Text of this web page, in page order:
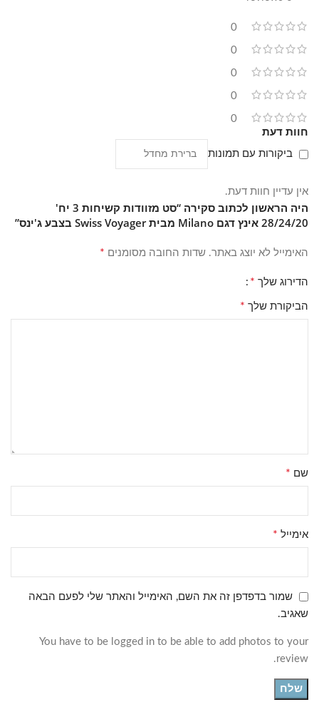
יותר. מנעול הקומבינציה המובנה ברוכסנים מוסיף שכבת אבטחה
בסיסית לתכולה במהלך הטיסה או השהות במלון.
0
0
0
0
0
חוות דעת
ביקורות עם תמונות
אין עדיין חוות דעת.
היה הראשון לכתוב סקירה “סט מזוודות קשיחות 3 יח'
28/24/20 אינץ דגם Milano מבית Swiss Voyager בצבע ג'ינס”
האימייל לא יוצג באתר. שדות החובה מסומנים *
הדירוג שלך *
הביקורת שלך *
שם *
אימייל *
שמור בדפדפן זה את השם, האימייל והאתר שלי לפעם הבאה
שאגיב.
You have to be logged in to be able to add photos to your
review.